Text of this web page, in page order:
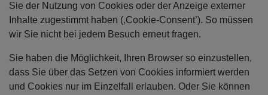
Sie der Nutzung von Cookies oder der Anzeige externer
Inhalte zugestimmt haben (‚Cookie-Consent’). So müssen
wir Sie nicht bei jedem Besuch erneut fragen.
Sie haben die Möglichkeit, Ihren Browser so einzustellen,
dass Sie über das Setzen von Cookies informiert werden
und Cookies nur im Einzelfall erlauben. Oder Sie können